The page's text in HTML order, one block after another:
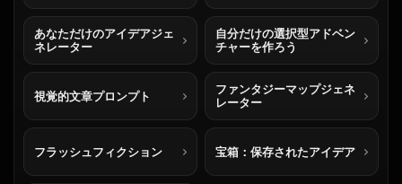
あなただけのアイデアジェ
ネレーター
自分だけの選択型アドベン
チャーを作ろう
視覚的文章プロンプト
ファンタジーマップジェネ
レーター
フラッシュフィクション 宝箱：保存されたアイデア